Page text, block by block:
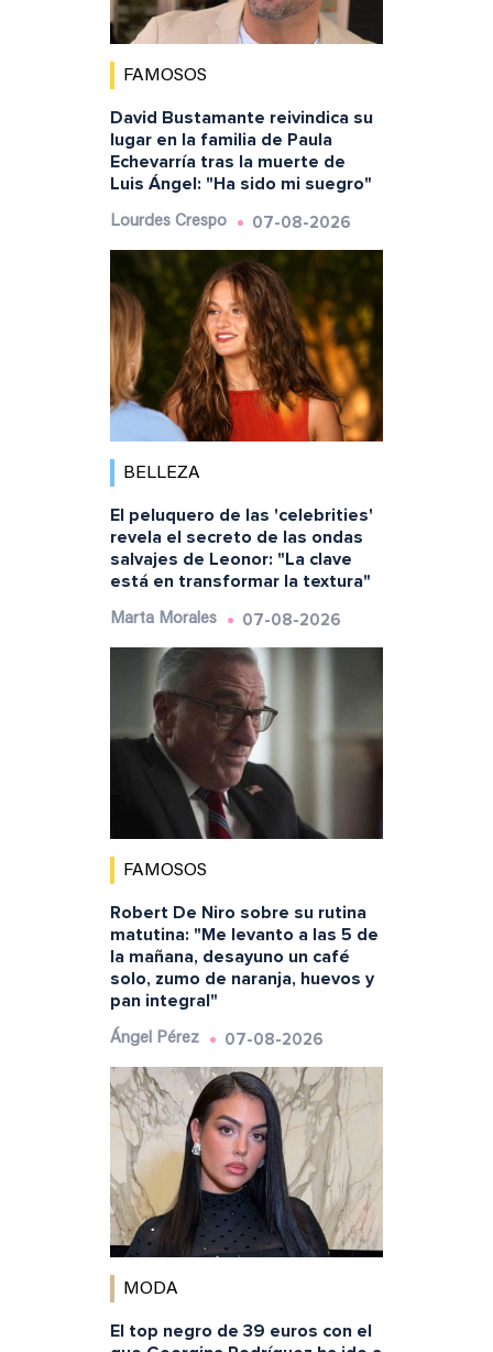
FAMOSOS
David Bustamante reivindica su
lugar en la familia de Paula
Echevarría tras la muerte de
Luis Ángel: "Ha sido mi suegro"
Lourdes Crespo 07-08-2026
BELLEZA
El peluquero de las 'celebrities'
revela el secreto de las ondas
salvajes de Leonor: "La clave
está en transformar la textura"
Marta Morales 07-08-2026
FAMOSOS
Robert De Niro sobre su rutina
matutina: "Me levanto a las 5 de
la mañana, desayuno un café
solo, zumo de naranja, huevos y
pan integral"
Ángel Pérez 07-08-2026
MODA
El top negro de 39 euros con el